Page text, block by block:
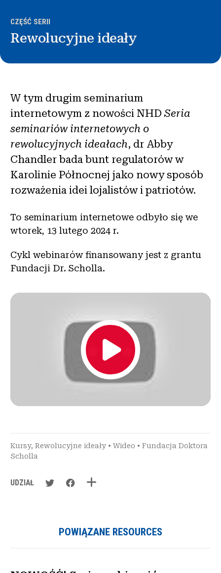
CZĘŚĆ SERII
Rewolucyjne ideały
W tym drugim seminarium
internetowym z nowości NHDSeria
seminariów internetowych o
rewolucyjnych ideałach, dr Abby
Chandler bada bunt regulatorów w
Karolinie Północnej jako nowy sposób
rozważenia idei lojalistów i patriotów.
To seminarium internetowe odbyło się we
wtorek, 13 lutego 2024 r.
Cykl webinarów finansowany jest z grantu
Fundacji Dr. Scholla.
Kursy, Rewolucyjne ideały • Wideo • Fundacja Doktora
Scholla
UDZIAŁ
POWIĄZANE RESOURCES